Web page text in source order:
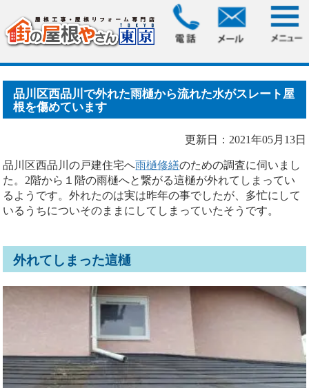
> 品川区西品川で外れた雨樋から流れた水が
スレート屋根を傷めてい.....
品川区西品川で外れた雨樋から流れた水がスレート屋
根を傷めています
更新日：2021年05月13日
品川区西品川の戸建住宅へ雨樋修繕のための調査に伺いまし
た。2階から１階の雨樋へと繋がる這樋が外れてしまってい
るようです。外れたのは実は昨年の事でしたが、多忙にして
いるうちについそのままにしてしまっていたそうです。
外れてしまった這樋